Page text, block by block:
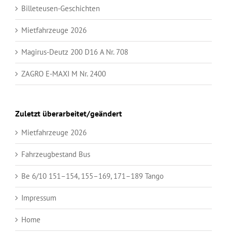
Billeteusen-Geschichten
Mietfahrzeuge 2026
Magirus-Deutz 200 D16 A Nr. 708
ZAGRO E-MAXI M Nr. 2400
Zuletzt überarbeitet/geändert
Mietfahrzeuge 2026
Fahrzeugbestand Bus
Be 6/10 151–154, 155–169, 171–189 Tango
Impressum
Home